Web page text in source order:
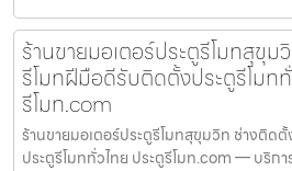
ร้านขายมอเตอร์ประตูรีโมทสุขุ
รีโมทฝีมือดีรับติดตั้งประตูรีโมท
รีโมท.com
ร้านขายมอเตอร์ประตูรีโมทสุขุมวิท ช่างติด
ประตูรีโมททั่วไทย ประตูรีโมท.com — บริก